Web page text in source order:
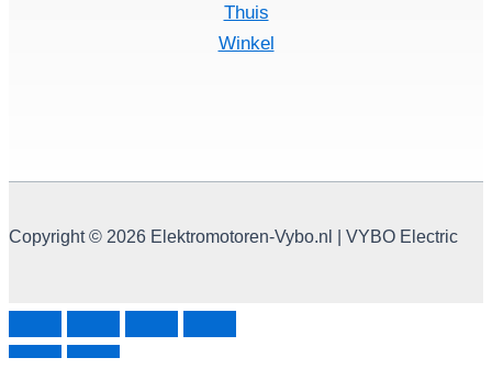
Thuis
Winkel
Copyright © 2026 Elektromotoren-Vybo.nl | VYBO Electric